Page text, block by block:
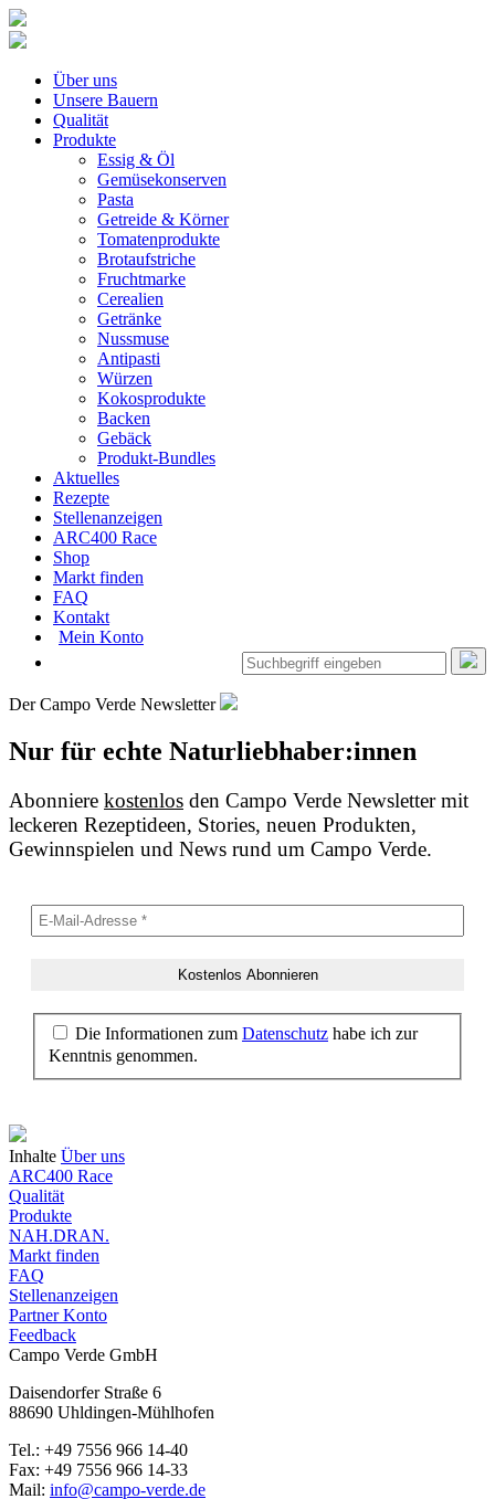
Über uns
Unsere Bauern
Qualität
Produkte
Essig & Öl
Gemüsekonserven
Pasta
Getreide & Körner
Tomatenprodukte
Brotaufstriche
Fruchtmarke
Cerealien
Getränke
Nussmuse
Antipasti
Würzen
Kokosprodukte
Backen
Gebäck
Produkt-Bundles
Aktuelles
Rezepte
Stellenanzeigen
ARC400 Race
Shop
Markt finden
FAQ
Kontakt
Mein Konto
Der Campo Verde Newsletter
Nur für echte Naturliebhaber:innen
Abonniere kostenlos den Campo Verde Newsletter mit
leckeren Rezeptideen, Stories, neuen Produkten,
Gewinnspielen und News rund um Campo Verde.
Die Informationen zum Datenschutz habe ich zur
Kenntnis genommen.
Inhalte Über uns
ARC400 Race
Qualität
Produkte
NAH.DRAN.
Markt finden
FAQ
Stellenanzeigen
Partner Konto
Feedback
Campo Verde GmbH
Daisendorfer Straße 6
88690 Uhldingen-Mühlhofen
Tel.: +49 7556 966 14-40
Fax: +49 7556 966 14-33
Mail: info@campo-verde.de